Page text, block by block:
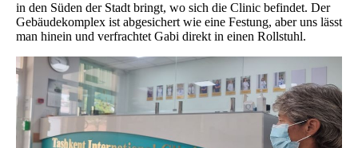
in den Süden der Stadt bringt, wo sich die Clinic befindet. Der
Gebäudekomplex ist abgesichert wie eine Festung, aber uns lässt
man hinein und verfrachtet Gabi direkt in einen Rollstuhl.